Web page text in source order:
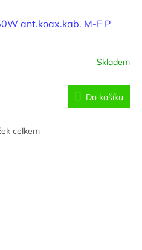
ant.koax.kab. M-F P
Skladem
Do košíku
O
l
celkem